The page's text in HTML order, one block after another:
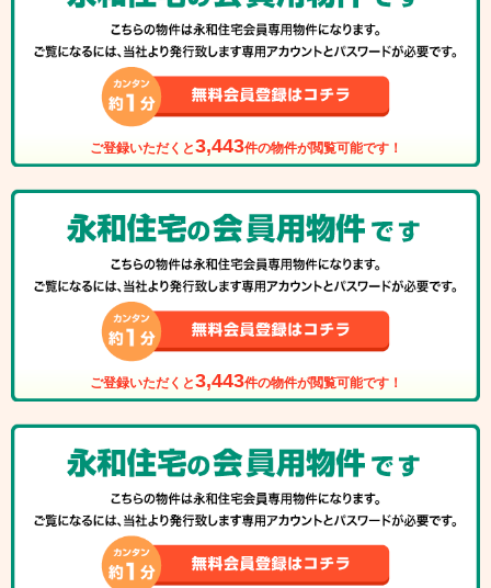
ご登録いただくと3,443件の物件が閲覧可能です！
ご登録いただくと3,443件の物件が閲覧可能です！